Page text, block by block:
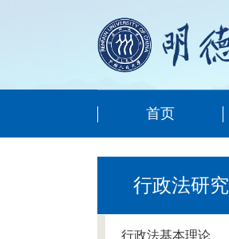
首页
行政法研究
行政法基本理论